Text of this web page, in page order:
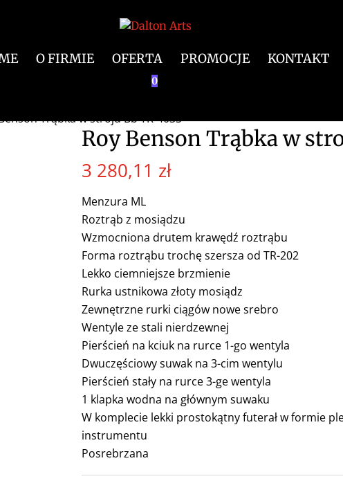
O FIRMIE OFERTA PROMOCJE KONTAKT
0
Trąbka w stroju Bb TR-403S
Roy Benson Trąbka w
3 280,11 zł
Menzura ML
Roztrąb z mosiądzu
Wzmocniona drutem krawędź roztrąbu
Forma roztrąbu trochę szersza od TR-202
Lekko ciemniejsze brzmienie
Rurka ustnikowa złoty mosiądz
Zewnętrzne rurki ciągów nowe srebro
Wentyle ze stali nierdzewnej
Pierścień na kciuk na rurce 1-go wentyla
Dwuczęściowy suwak na 3-cim wentylu
Pierścień stały na rurce 3-ge wentyla
1 klapka wodna na głównym suwaku
W komplecie lekki prostokątny futerał w formie
instrumentu
Posrebrzana